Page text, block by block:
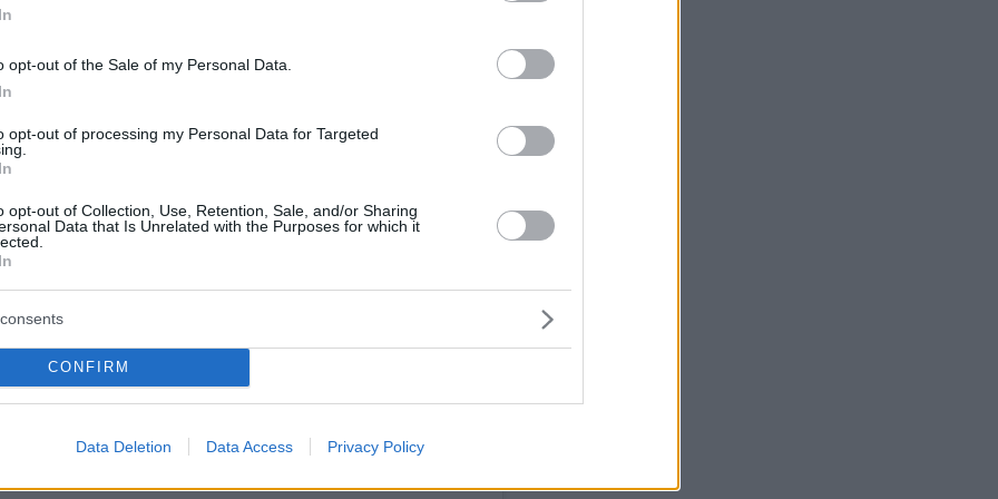
opt-out of the Sale of my Personal Data.
opt-out of processing my Personal Data for Targeted
opt-out of Collection, Use, Retention, Sale, and/or Sharing
Data that Is Unrelated with the Purposes for which it
CONFIRM
Data Deletion Data Access Privacy Policy
που έκανε ο παρουσιαστής στις 14 Μαΐου
του λογαριασμό στο Instagram, έδειξε
τις φωτογραφίες του από την καμπάνια για
χαρακτηριστικά: «
είπα ναι».
του